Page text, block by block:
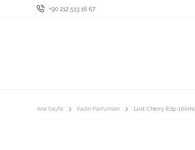
+90 212 513 16 67
Ana Sayfa Kadın Parfümleri Lost Cherry Edp 100ml